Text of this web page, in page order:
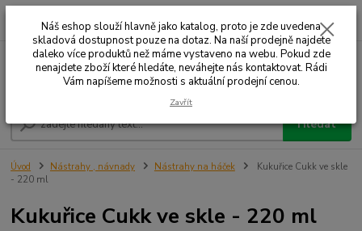
Menu
Hledat
+420 732 707 573 za
Úvod Nástrahy , návnady Nástrahy na háček
Kukuřice Cukk ve skle
- 220 ml
Kukuřice Cukk ve skle - 220 ml
Náš eshop slouží hlavně jako katalog, proto je zde uvedena
skladová dostupnost pouze na dotaz. Na naší prodejně najdete
daleko více produktů než máme vystaveno na webu. Pokud zde
nenajdete zboží které hledáte, neváhejte nás kontaktovat. Rádi
Vám napíšeme možnosti s aktuální prodejní cenou.
Zavřít